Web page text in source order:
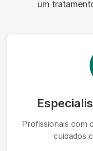
um
Profissionais com
cuidados